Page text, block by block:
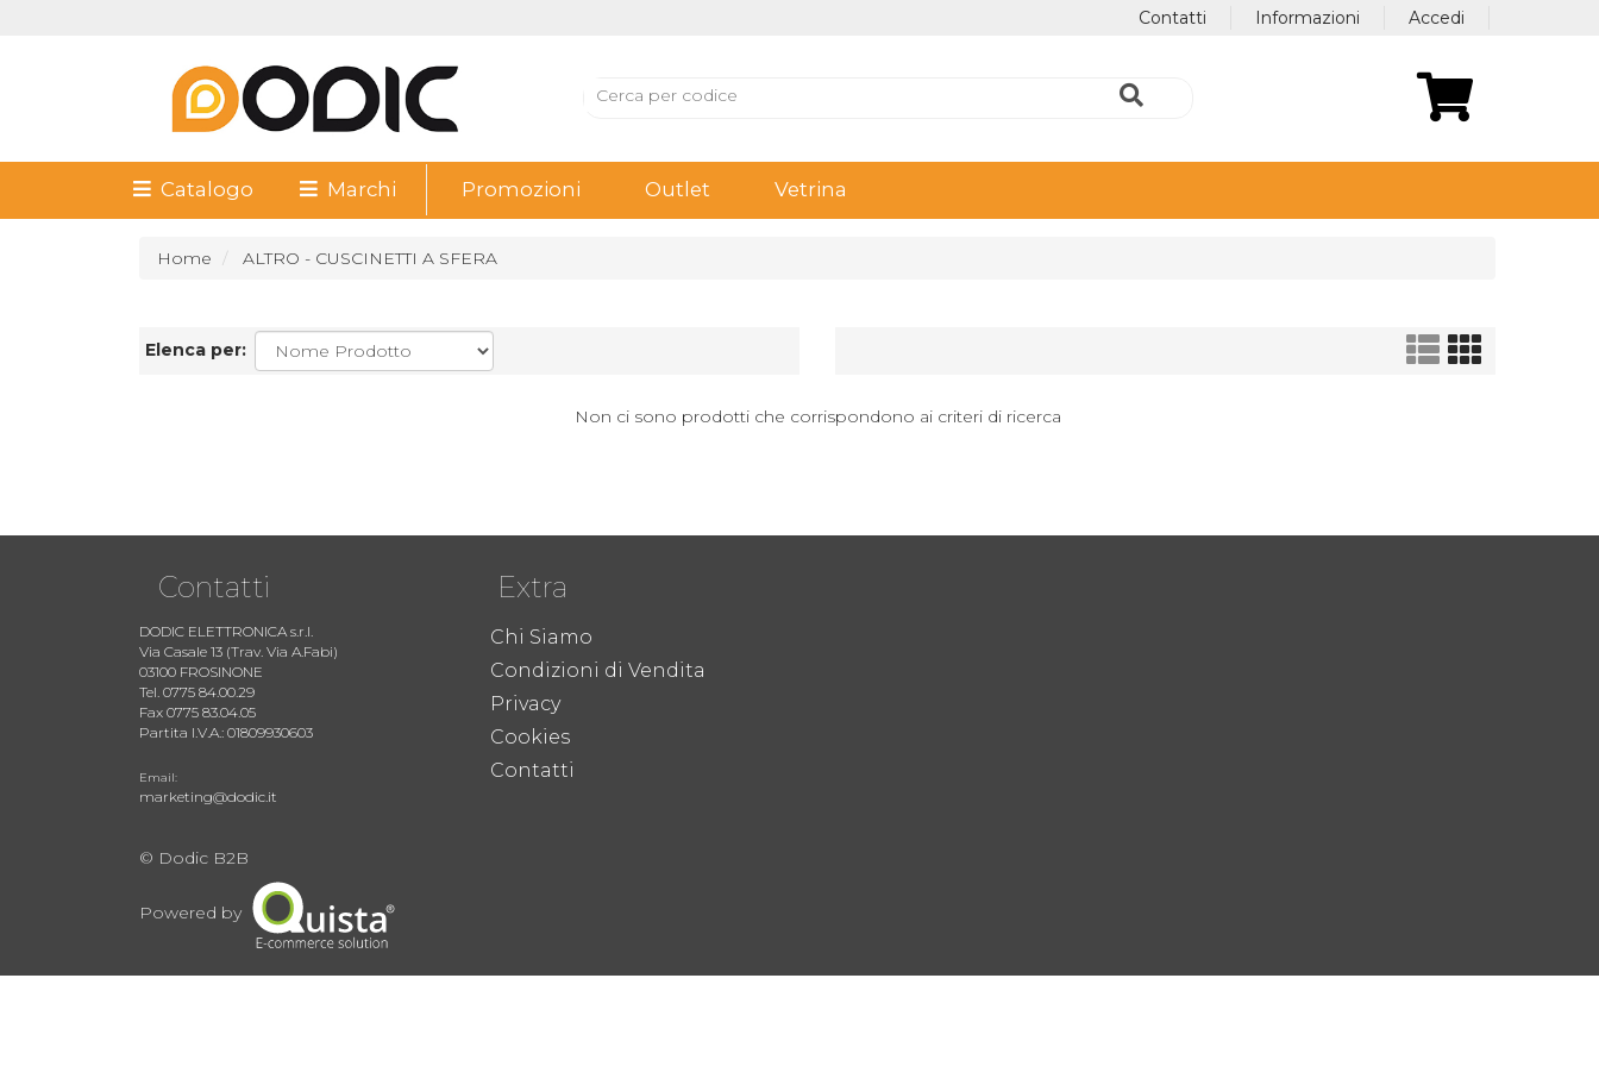
Accedi
Informazioni
Contatti
Catalogo Marchi Promozioni Outlet Vetrina
Home ALTRO - CUSCINETTI A SFERA
Elenca per:
Non ci sono prodotti che corrispondono ai criteri di ricerca
Contatti
DODIC ELETTRONICA s.r.l.
Via Casale 13 (Trav. Via A.Fabi)
03100 FROSINONE
Tel. 0775 84.00.29
Fax 0775 83.04.05
Partita I.V.A.: 01809930603
Email:
marketing@dodic.it
Extra
Chi Siamo
Condizioni di Vendita
Privacy
Cookies
Contatti
© Dodic B2B
Powered by